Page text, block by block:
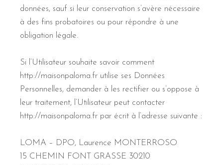
données, sauf si leur conservation s’avère nécessaire
à des fins probatoires ou pour répondre à une
obligation légale.
Si l’Utilisateur souhaite savoir comment
http://maisonpaloma.fr utilise ses Données
Personnelles, demander à les rectifier ou s’oppose à
leur traitement, l’Utilisateur peut contacter
http://maisonpaloma.fr par écrit à l’adresse suivante :
LOMA – DPO, Laurence MONTERROSO
15 CHEMIN FONT GRASSE 30210